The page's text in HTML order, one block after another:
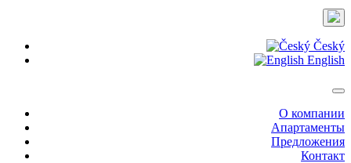
Český
English
О компании
Апартаменты
Предложения
Контакт